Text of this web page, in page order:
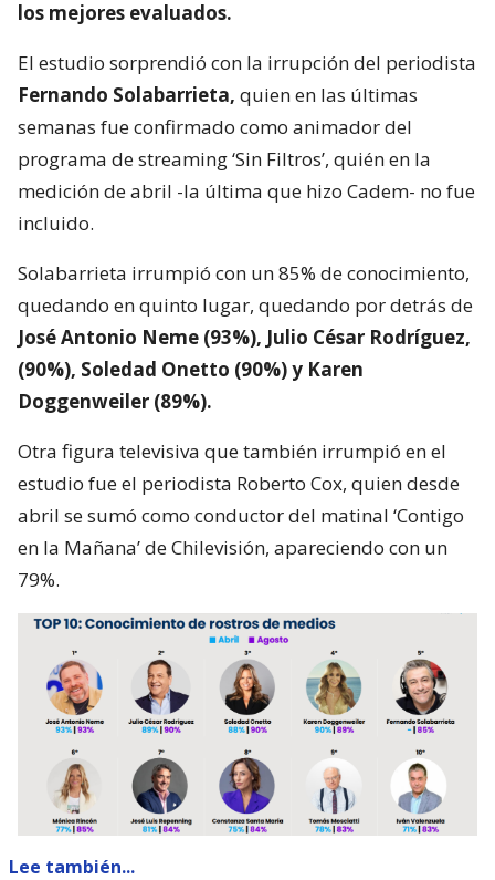
los mejores evaluados.
El estudio sorprendió con la irrupción del periodista
Fernando Solabarrieta, quien en las últimas
semanas fue confirmado como animador del
programa de streaming ‘Sin Filtros’, quién en la
medición de abril -la última que hizo Cadem- no fue
incluido.
Solabarrieta irrumpió con un 85% de conocimiento,
quedando en quinto lugar, quedando por detrás de
José Antonio Neme (93%), Julio César Rodríguez,
(90%), Soledad Onetto (90%) y Karen
Doggenweiler (89%).
Otra figura televisiva que también irrumpió en el
estudio fue el periodista Roberto Cox, quien desde
abril se sumó como conductor del matinal ‘Contigo
en la Mañana’ de Chilevisión, apareciendo con un
79%.
Lee también...